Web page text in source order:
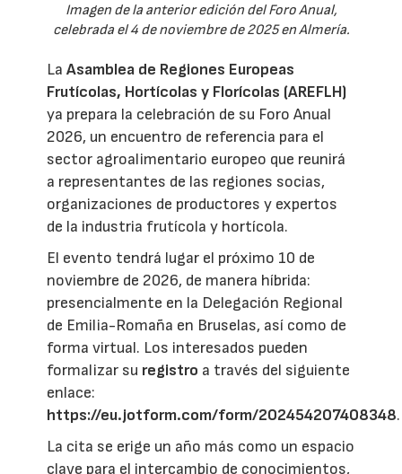
Imagen de la anterior edición del Foro Anual,
celebrada el 4 de noviembre de 2025 en Almería.
LaAsamblea de Regiones Europeas
Frutícolas, Hortícolas y Florícolas (AREFLH)
ya prepara la celebración de su Foro Anual
2026, un encuentro de referencia para el
sector agroalimentario europeo que reunirá
a representantes de las regiones socias,
organizaciones de productores y expertos
de la industria frutícola y hortícola.
El evento tendrá lugar el próximo 10 de
noviembre de 2026, de manera híbrida:
presencialmente en la Delegación Regional
de Emilia-Romaña en Bruselas, así como de
forma virtual. Los interesados pueden
formalizar su registro a través del siguiente
enlace:
https://eu.jotform.com/form/202454207408348.
La cita se erige un año más como un espacio
clave para el intercambio de conocimientos,